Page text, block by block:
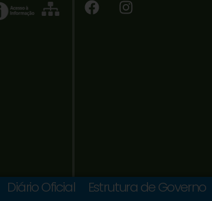
Diário Oficial Estrutura de Governo